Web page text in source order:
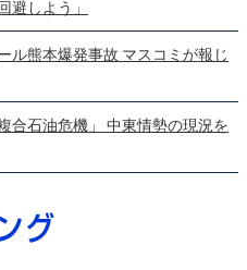
避しよう」
ル熊本爆発事故 マスコミが報じ
合石油危機」 中東情勢の現況を